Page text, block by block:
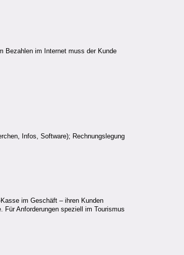
Bezahlen im Internet muss der Kunde
Infos, Software); Rechnungslegung
im Geschäft – ihren Kunden
Anforderungen speziell im Tourismus